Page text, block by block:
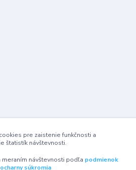
pre zaistenie funkčnosti a
štatistík návštevnosti.
meraním návštevnosti podľa podmienok
ocharny súkromia